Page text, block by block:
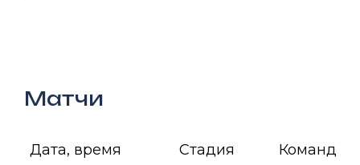
Матчи
Дата, время Стадия Команда А